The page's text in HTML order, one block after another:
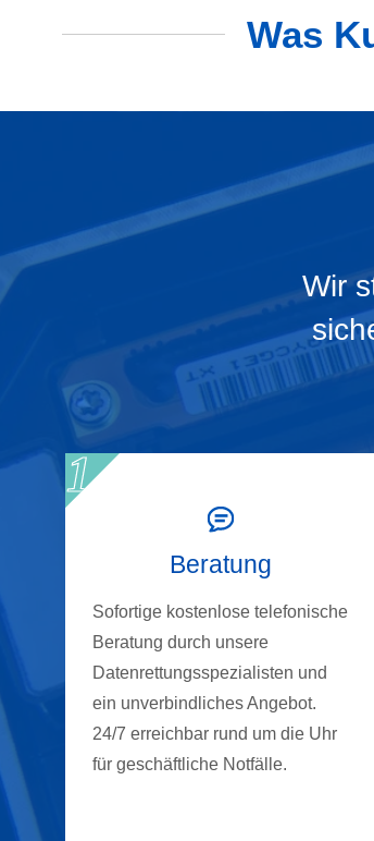
Was
Wir
Beratung
Sofortige kostenlose telefonische
Beratung durch unsere
Datenrettungsspezialisten und
ein unverbindliches Angebot.
24/7 erreichbar rund um die Uhr
für geschäftliche Notfälle.